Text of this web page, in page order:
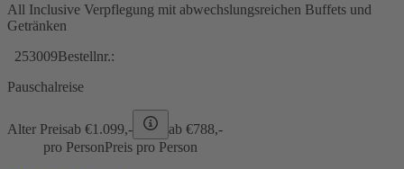
All Inclusive Verpflegung mit abwechslungsreichen Buffets und
Getränken
253009Bestellnr.:
Pauschalreise
Alter Preisab €1.099,- ab €788,-
pro PersonPreis pro Person